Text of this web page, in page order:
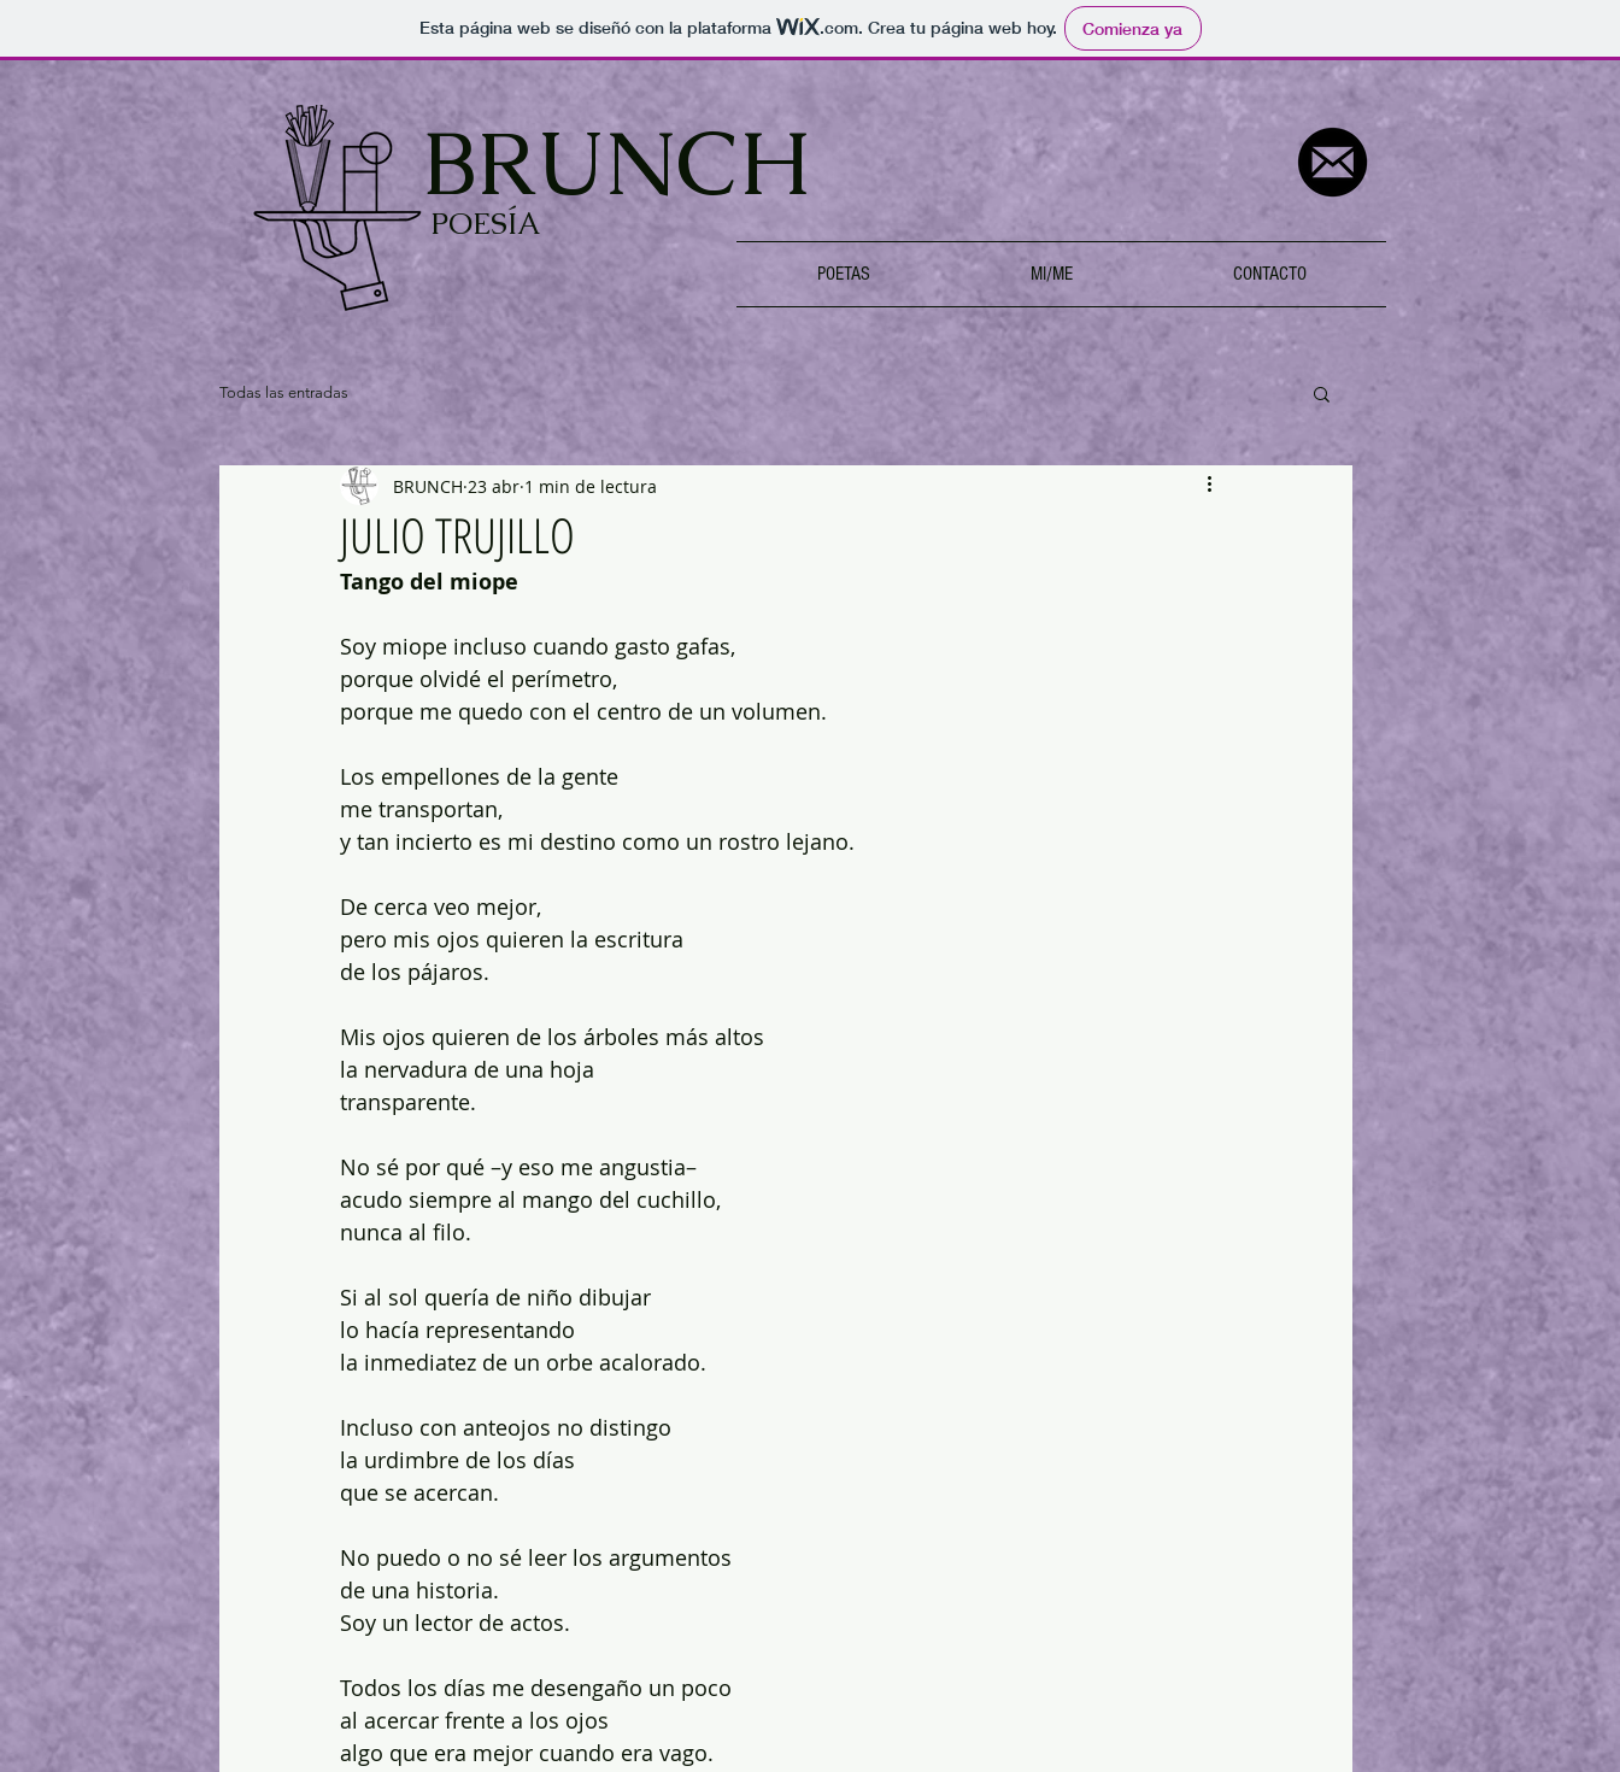
Esta página web se diseñó con la plataforma .com. Crea tu página web hoy. Comienza ya
BRUNCH
POESÍA
POETAS MI/ME CONTACTO
Todas las entradas
JULIO TRUJILLO
BRUNCH 23 abr 1 min de lectura
Tango del miope
Soy miope incluso cuando gasto gafas,
porque olvidé el perímetro,
porque me quedo con el centro de un volumen.
Los empellones de la gente
me transportan,
y tan incierto es mi destino como un rostro lejano.
De cerca veo mejor,
pero mis ojos quieren la escritura
de los pájaros.
Mis ojos quieren de los árboles más altos
la nervadura de una hoja
transparente.
No sé por qué –y eso me angustia–
acudo siempre al mango del cuchillo,
nunca al filo.
Si al sol quería de niño dibujar
lo hacía representando
la inmediatez de un orbe acalorado.
Incluso con anteojos no distingo
la urdimbre de los días
que se acercan.
No puedo o no sé leer los argumentos
de una historia.
Soy un lector de actos.
Todos los días me desengaño un poco
al acercar frente a los ojos
algo que era mejor cuando era vago.